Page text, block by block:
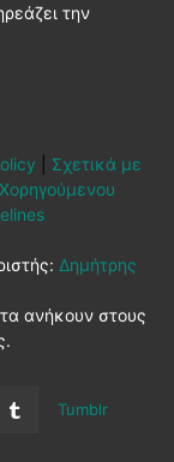
την
Σχετικά με
Δημήτρης
ανήκουν στους
Tumblr